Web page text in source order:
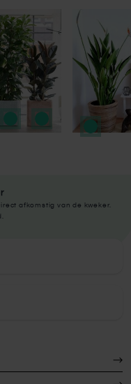
afkomstig van de kweker.